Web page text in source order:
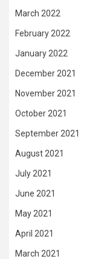
March 2022
February 2022
January 2022
December 2021
November 2021
October 2021
September 2021
August 2021
July 2021
June 2021
May 2021
April 2021
March 2021